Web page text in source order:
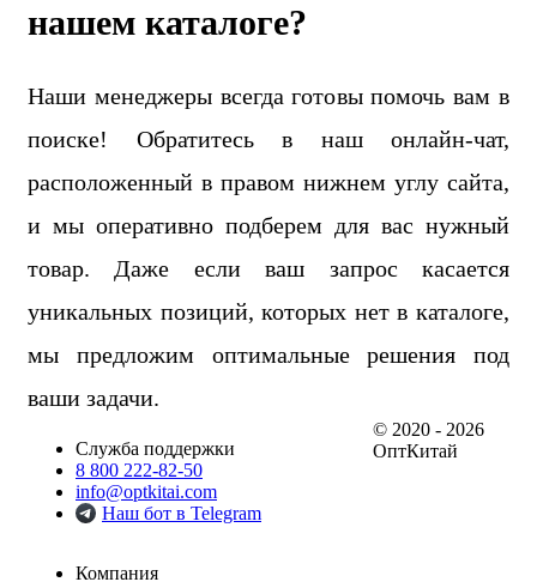
нашем каталоге?
Наши менеджеры всегда готовы помочь вам в
поиске! Обратитесь в наш онлайн-чат,
расположенный в правом нижнем углу сайта,
и мы оперативно подберем для вас нужный
товар. Даже если ваш запрос касается
уникальных позиций, которых нет в каталоге,
мы предложим оптимальные решения под
ваши задачи.
Служба поддержки
8 800 222-82-50
info@optkitai.com
Наш бот в Telegram
Компания
© 2020 - 2026
ОптКитай